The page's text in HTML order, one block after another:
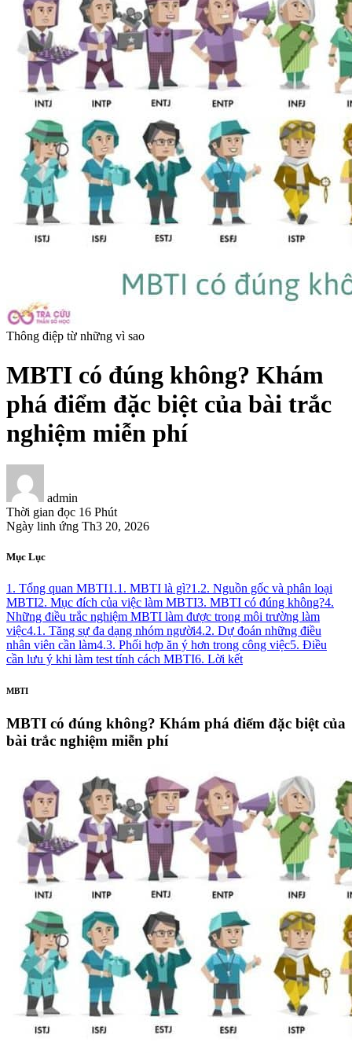
Thông điệp từ những vì sao
MBTI có đúng không? Khám
phá điểm đặc biệt của bài trắc
nghiệm miễn phí
admin
Thời gian đọc 16 Phút
Ngày linh ứng Th3 20, 2026
Mục Lục
1. Tổng quan MBTI1.1. MBTI là gì?1.2. Nguồn gốc và phân loại
MBTI2. Mục đích của việc làm MBTI3. MBTI có đúng không?4.
Những điều trắc nghiệm MBTI làm được trong môi trường làm
việc4.1. Tăng sự đa dạng nhóm người4.2. Dự đoán những điều
nhân viên cần làm4.3. Phối hợp ăn ý hơn trong công việc5. Điều
cần lưu ý khi làm test tính cách MBTI6. Lời kết
MBTI
MBTI có đúng không? Khám phá điểm đặc biệt của
bài trắc nghiệm miễn phí